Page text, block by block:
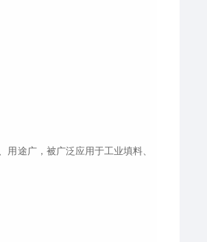
途广，被广泛应用于工业填料、